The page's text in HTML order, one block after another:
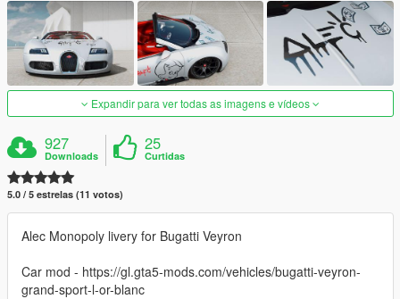
Expandir para ver todas as imagens e vídeos
927
Downloads
25
Curtidas
5.0 / 5 estrelas (11 votos)
Alec Monopoly livery for Bugatti Veyron
Car mod - https://gl.gta5-mods.com/vehicles/bugatti-veyron-
grand-sport-l-or-blanc